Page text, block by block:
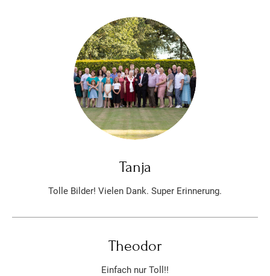
Tanja
Tolle Bilder! Vielen Dank. Super Erinnerung.
Theodor
Einfach nur Toll!!